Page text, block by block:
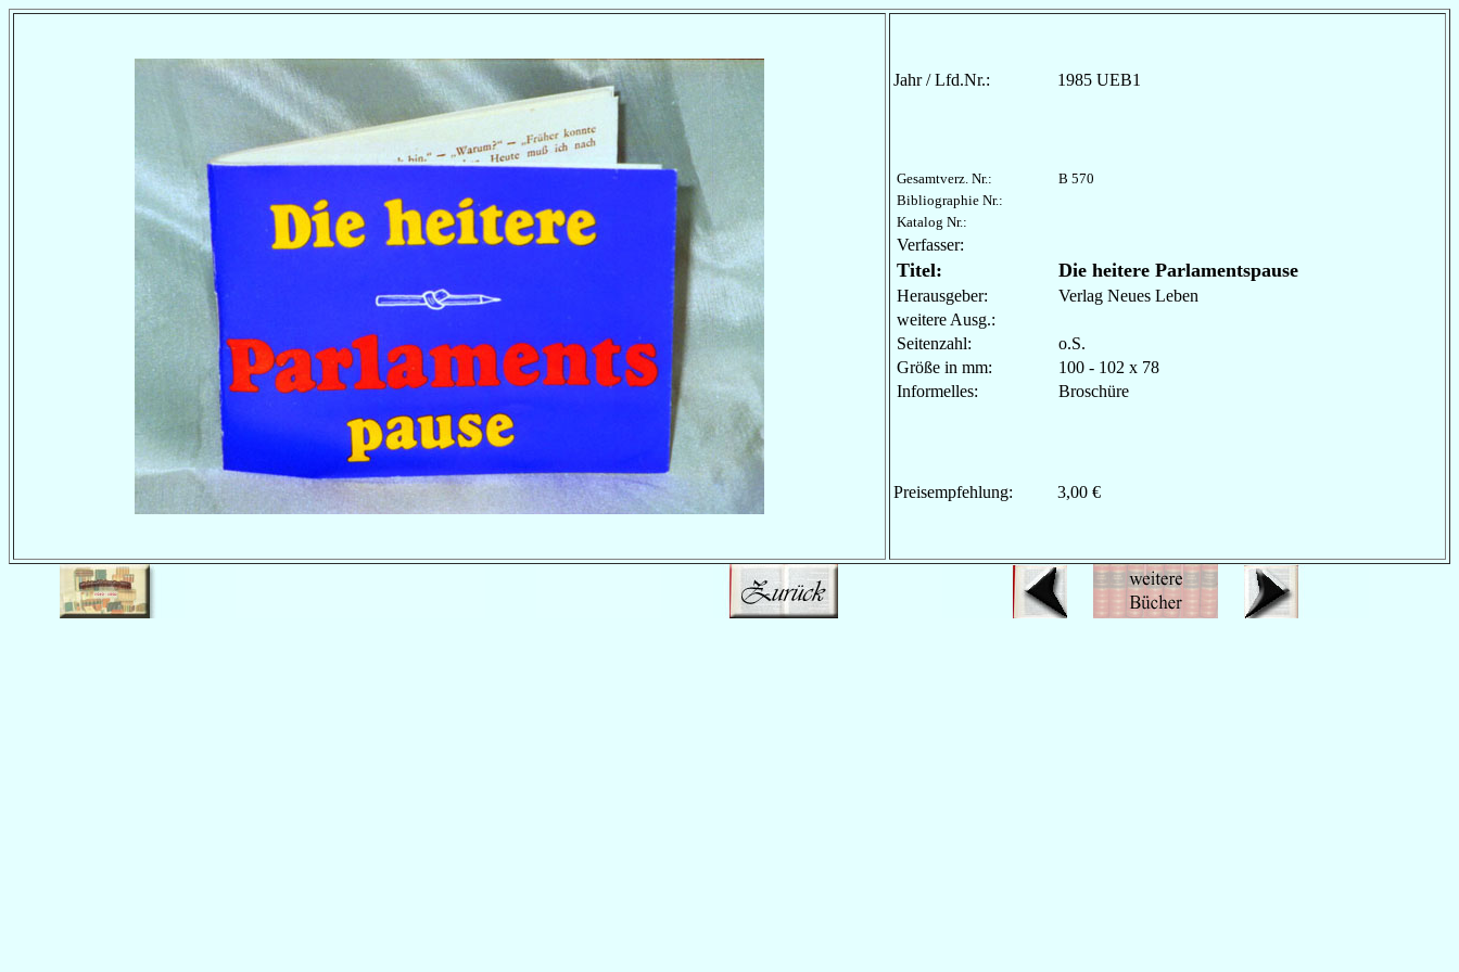
Jahr / Lfd.Nr.: 1985 UEB1
Gesamtverz. Nr.:
B 570
Bibliographie Nr.:
Katalog Nr.:
Verfasser:
Titel: Die heitere Parlamentspause
Herausgeber:
Verlag Neues Leben
weitere Ausg.:
Seitenzahl:
o.S.
Größe in mm:
100 - 102 x 78
Informelles:
Broschüre
Preisempfehlung: 3,00 €